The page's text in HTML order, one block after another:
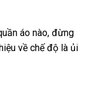
áo nào, đừng
về chế độ là ủi